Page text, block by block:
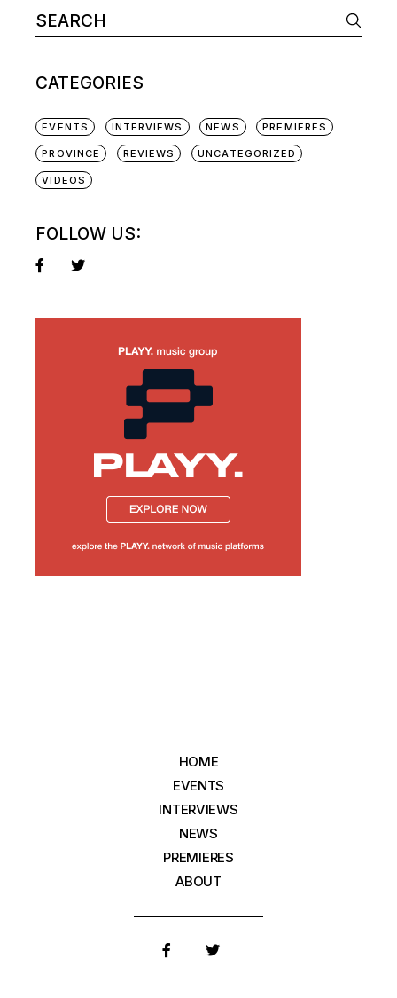
CATEGORIES
EVENTS INTERVIEWS NEWS PREMIERES
PROVINCE REVIEWS UNCATEGORIZED
VIDEOS
FOLLOW US:
HOME
EVENTS
INTERVIEWS
NEWS
PREMIERES
ABOUT